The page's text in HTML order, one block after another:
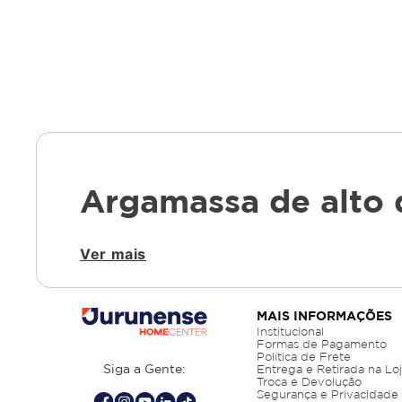
Argamassa de alto
A qualidade da argamassa influencia
curadoria técnica voltada à confiabilidade
Argamassa quartzolit
Ver mais
Siga a Gente:
MAIS INFORMAÇÕES
Institucional
Formas de Pagamento
Política de Frete
Entrega e Retirada na
Troca e Devolução
Segurança e Privacidade